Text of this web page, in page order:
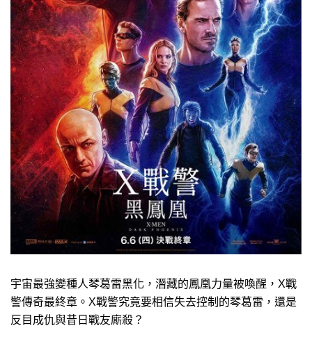
宇宙最強變種人琴葛雷黑化，潛藏的鳳凰力量被喚醒，X戰
警傳奇最終章。X戰警究竟要相信失去控制的琴葛雷，還是
反目成仇與昔日戰友廝殺？